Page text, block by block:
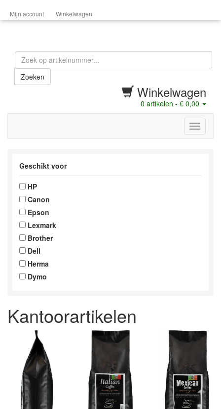
Mijn account Winkelwagen
Zoeken
Winkelwagen
0 artikelen - € 0,00
menu
Geschikt voor
HP
Canon
Epson
Lexmark
Brother
Dell
Herma
Dymo
Kantoorartikelen